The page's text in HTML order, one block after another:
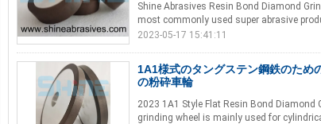
Shine Abrasives Resin Bond Diamond
most commonly used super abrasive
2023-05-17 15:41:11
1A1様式のタングステン鋼鉄のため
の粉砕車輪
2023 1A1 Style Flat Resin Bond Diamond
grinding wheel is mainly used for